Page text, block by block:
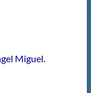
Miguel.